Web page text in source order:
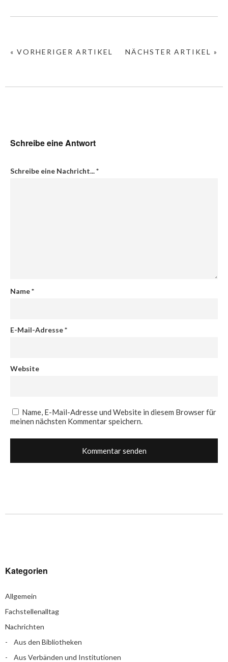
NÄCHSTER ARTIKEL »
« VORHERIGER ARTIKEL
Schreibe eine Antwort
Schreibe eine Nachricht...*
Name*
E-Mail-Adresse*
Website
Name, E-Mail-Adresse und Website in diesem Browser für
meinen nächsten Kommentar speichern.
Kategorien
Allgemein
Fachstellenalltag
Nachrichten
Aus den Bibliotheken
Aus Verbänden und Institutionen